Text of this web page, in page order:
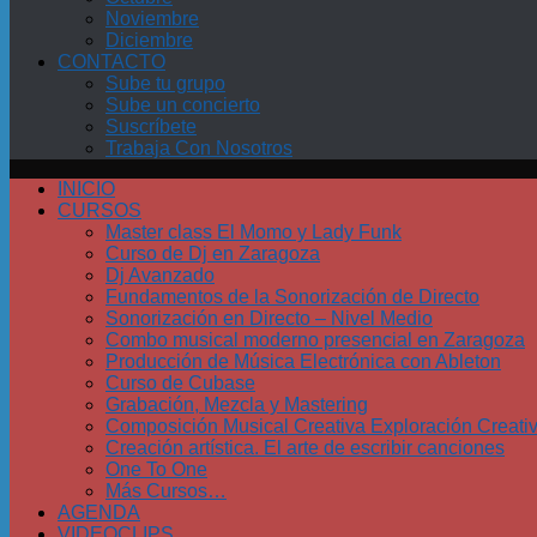
Noviembre
Diciembre
CONTACTO
Sube tu grupo
Sube un concierto
Suscríbete
Trabaja Con Nosotros
INICIO
CURSOS
Master class El Momo y Lady Funk
Curso de Dj en Zaragoza
Dj Avanzado
Fundamentos de la Sonorización de Directo
Sonorización en Directo – Nivel Medio
Combo musical moderno presencial en Zaragoza
Producción de Música Electrónica con Ableton
Curso de Cubase
Grabación, Mezcla y Mastering
Composición Musical Creativa Exploración
Creación artística. El arte de escribir canciones
One To One
Más Cursos…
AGENDA